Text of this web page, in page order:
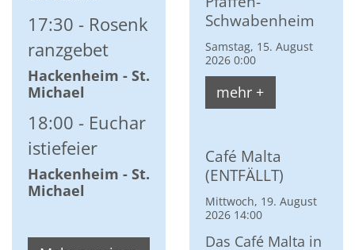
17:30
Rosenk
ranzgebet
Hackenheim - St.
Michael
18:00
Euchar
istiefeier
Hackenheim - St.
Michael
Schwabenheim
Samstag, 15. August
2026 0:00
mehr +
Café Malta
(ENTFÄLLT)
Mittwoch, 19. August
2026 14:00
Das Café Malta in